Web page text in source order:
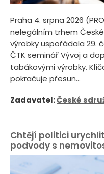
Praha 4. srpna 2026
nelegálním trhem
výrobky uspořádala 29.
ČTK seminář Vývoj a
tabákovými výrobky.
pokračuje přesun...
Zadavatel:České
Chtějí politici
podvody s